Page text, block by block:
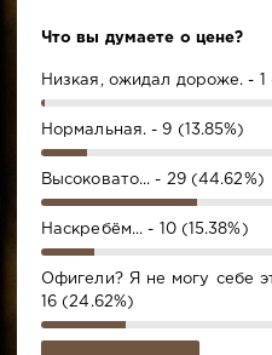
Что вы думаете о цене?
Низкая, ожидал дороже. - 1
Нормальная. - 9 (13.85%)
Высоковато... - 29 (44.62%)
Наскребём... - 10 (15.38%)
Офигели? Я не могу себе
16 (24.62%)